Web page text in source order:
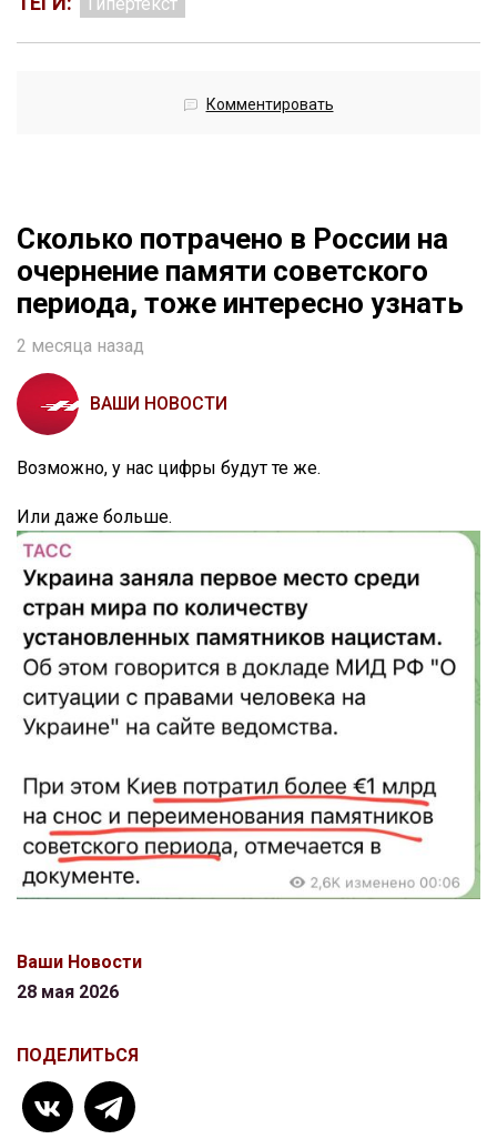
Гипертекст
Комментировать
Сколько потрачено в России на
очернение памяти советского
периода, тоже интересно узнать
2 месяца назад
ВАШИ НОВОСТИ
Возможно, у нас цифры будут те же.
Или даже больше.
Ваши Новости
28 мая 2026
ПОДЕЛИТЬСЯ